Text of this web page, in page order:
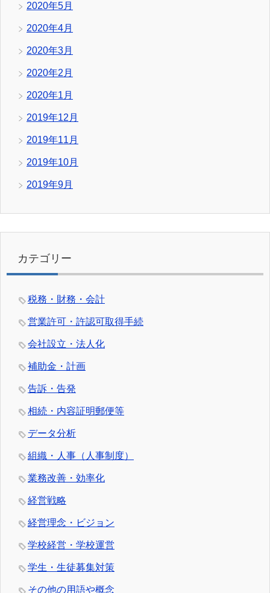
2020年5月
2020年4月
2020年3月
2020年2月
2020年1月
2019年12月
2019年11月
2019年10月
2019年9月
カテゴリー
税務・財務・会計
営業許可・許認可取得手続
会社設立・法人化
補助金・計画
告訴・告発
相続・内容証明郵便等
データ分析
組織・人事（人事制度）
業務改善・効率化
経営戦略
経営理念・ビジョン
学校経営・学校運営
学生・生徒募集対策
その他の用語や概念